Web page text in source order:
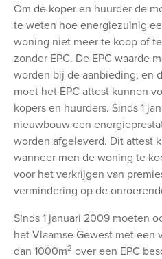
Om de koper en huurder de
te weten hoe energiezuinig
woning niet meer te koop of
zonder EPC. De EPC waarde
worden bij de aanbieding, en
moet het EPC attest kunnen
kopers en huurders. Sinds 1
nieuwbouw een
worden afgeleverd. Dit attest
wanneer men de woning te
voor het verkrijgen van
vermindering op de
Sinds 1 januari 2009 moeten
het Vlaamse Gewest met een
dan 1000m2 over een EPC